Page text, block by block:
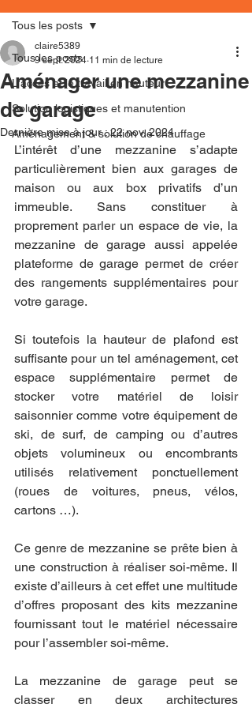
Tous les posts
L'accès et le travail en hauteur
Solution logistiques et manutention
Aménagement & solution de chauffage
Tous les posts
Aménager une mezzanine
de garage
claire5389
9 sept. 2024 11 min de lecture
Dernière mise à jour :22 nov. 2024
L’intérêt d’une mezzanine s’adapte
particulièrement bien aux garages de
maison ou aux box privatifs d’un
immeuble. Sans constituer à
proprement parler un espace de vie, la
mezzanine de garage aussi appelée
plateforme de garage permet de créer
des rangements supplémentaires pour
votre garage.
Si toutefois la hauteur de plafond est
suffisante pour un tel aménagement, cet
espace supplémentaire permet de
stocker votre matériel de loisir
saisonnier comme votre équipement de
ski, de surf, de camping ou d’autres
objets volumineux ou encombrants
utilisés relativement ponctuellement
(roues de voitures, pneus, vélos,
cartons …).
Ce genre de mezzanine se prête bien à
une construction à réaliser soi-même. Il
existe d’ailleurs à cet effet une multitude
d’offres proposant des kits mezzanine
fournissant tout le matériel nécessaire
pour l’assembler soi-même.
La mezzanine de garage peut se
classer en deux architectures